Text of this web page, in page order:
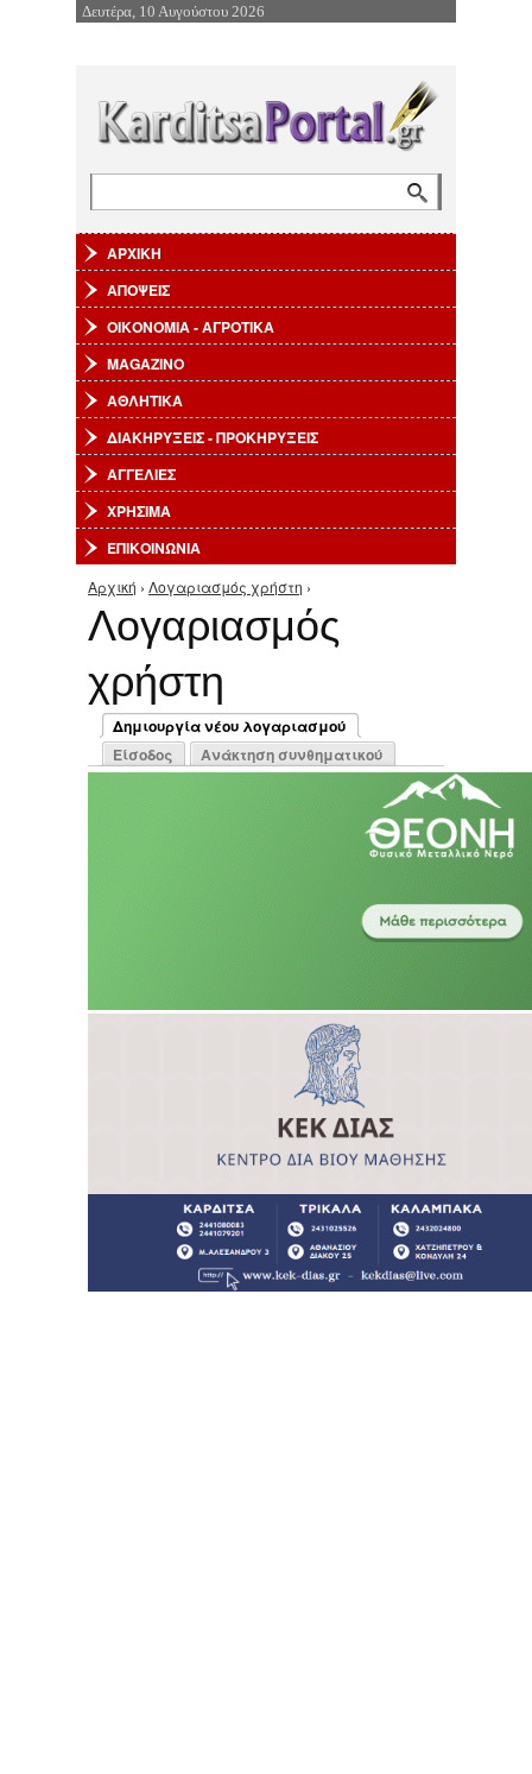
Επιστροφή στην Πλοήγηση
Δευτέρα, 10 Αυγούστου 2026
ΑΡΧΙΚΗ
ΑΠΟΨΕΙΣ
ΟΙΚΟΝΟΜΙΑ - ΑΓΡΟΤΙΚΑ
MAGAZINO
ΑΘΛΗΤΙΚΑ
ΔΙΑΚΗΡΥΞΕΙΣ - ΠΡΟΚΗΡΥΞΕΙΣ
ΑΓΓΕΛΙΕΣ
ΧΡΗΣΙΜΑ
ΕΠΙΚΟΙΝΩΝΙΑ
Είστε εδώ
Αρχική › Λογαριασμός χρήστη ›
Λογαριασμός
χρήστη
Πρωτεύουσες καρτέλες
Δημιουργία νέου λογαριασμού
(ενεργή καρτέλα)
Είσοδος Ανάκτηση συνθηματικού